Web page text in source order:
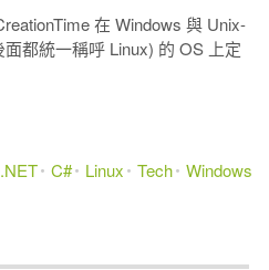
在 Windows 與 Unix-
都統一稱呼 Linux) 的 OS 上定
.NET C# Linux Tech Windows